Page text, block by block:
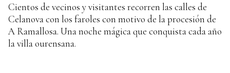
Cientos de vecinos y visitantes recorren las calles de
Celanova con los faroles con motivo de la procesión de
A Ramallosa. Una noche mágica que conquista cada año
la villa ourensana.